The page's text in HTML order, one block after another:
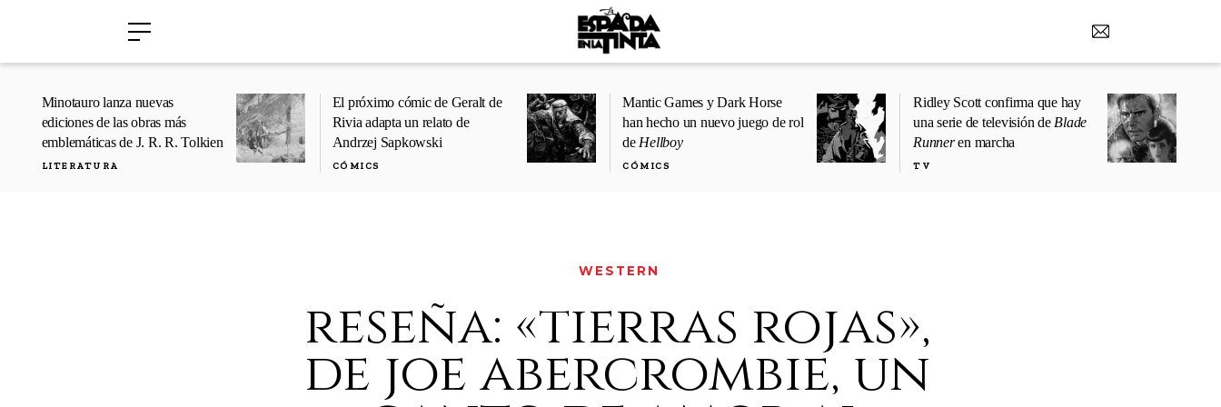
Minotauro lanza nuevas
ediciones de las obras más
emblemáticas de J. R. R. Tolkien
LITERATURA
El próximo cómic de Geralt de
Rivia adapta un relato de
Andrzej Sapkowski
CÓMICS
Mantic Games y Dark Horse
han hecho un nuevo juego de rol
de Hellboy
CÓMICS
Ridley Scott confirma que hay
una serie de televisión de Blade
Runneren marcha
TV
WESTERN
reseña: «tierras rojas»,
de joe abercrombie, un
›